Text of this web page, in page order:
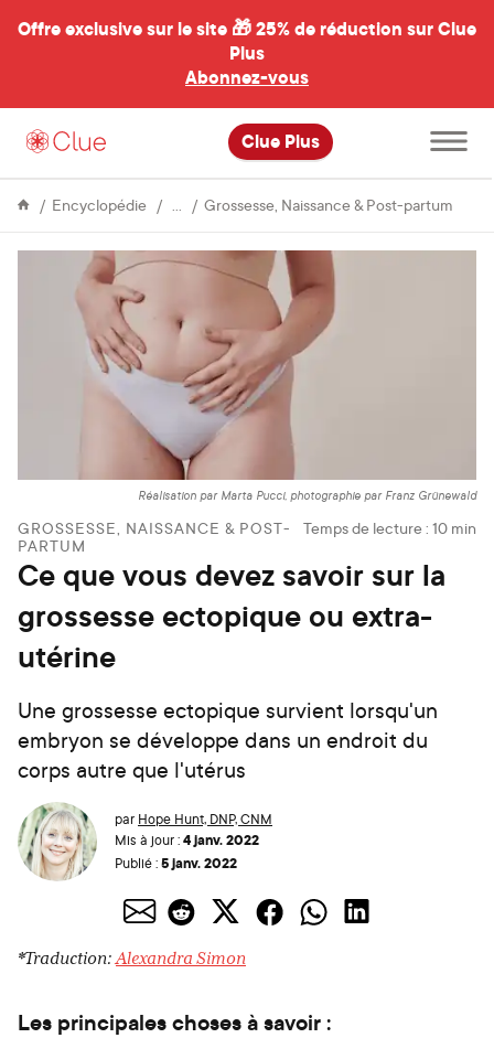
Offre exclusive sur le site 🎁25% de réduction sur Clue
Plus
Abonnez-vous
Clue Plus
Ouvrir
le
menu
Encyclopédie FertilitéGrossesse, Naissance & Post-partum
Réalisation par Marta Pucci, photographie par Franz Grünewald
GROSSESSE, NAISSANCE & POST-
PARTUM
Temps de lecture : 10 min
Ce que vous devez savoir sur la
grossesse ectopique ou extra-
utérine
Une grossesse ectopique survient lorsqu'un
embryon se développe dans un endroit du
corps autre que l'utérus
par Hope Hunt, DNP, CNM
Mis à jour :4 janv. 2022
Publié :5 janv. 2022
*Traduction:Alexandra Simon
Les principales choses à savoir :